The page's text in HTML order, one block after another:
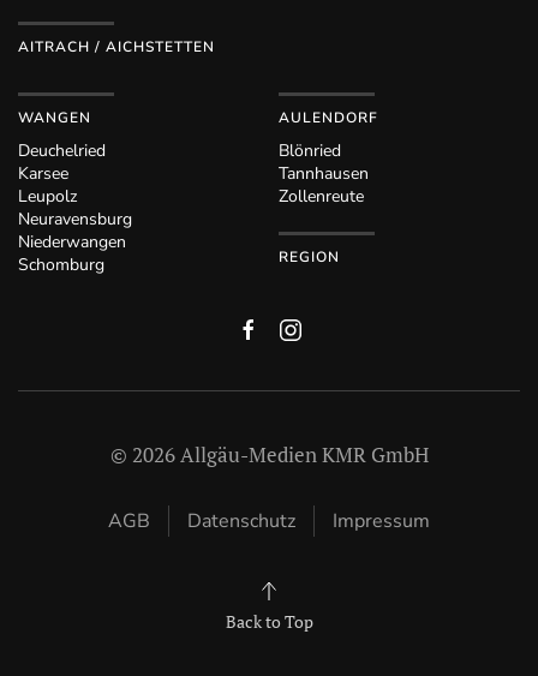
AITRACH / AICHSTETTEN
WANGEN
Deuchelried
Karsee
Leupolz
Neuravensburg
Niederwangen
Schomburg
AULENDORF
Blönried
Tannhausen
Zollenreute
REGION
© 2026Allgäu-Medien KMR GmbH
AGB Datenschutz Impressum
Back to Top